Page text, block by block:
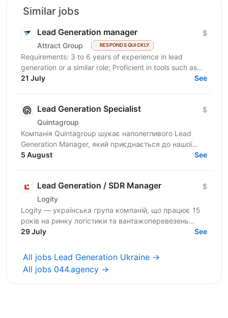
Similar jobs
Lead Generation manager
Attract Group RESPONDS QUICKLY
$
Requirements: 3 to 6 years of experience in lead
generation or a similar role; Proficient in tools such as
LinkedIn, LinkedIn Sales Navigator, IncIn, and...
21 July See
Lead Generation Specialist
Quintagroup
$
Компанія Quintagroup шукає наполегливого Lead
Generation Manager, який приєднається до нашої
команди. На цій посаді ви будете відігравати
5 August See
Lead Generation / SDR Manager
Logity
$
Logity — українська група компаній, що працює 15
років на ринку логістики та вантажоперевезень
США, Канади та Мексики, розробляє програмне
29 July See
All jobs Lead Generation Ukraine →
All jobs 044.agency →